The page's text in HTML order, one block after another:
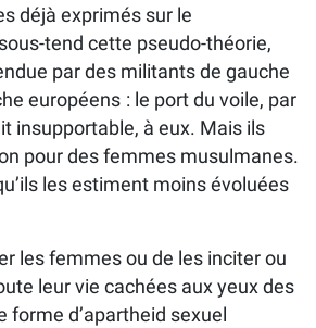
déjà exprimés sur le
tend cette pseudo-théorie,
par des militants de gauche
européens : le port du voile, par
insupportable, à eux. Mais ils
pour des femmes musulmanes.
les estiment moins évoluées
les femmes ou de les inciter ou
leur vie cachées aux yeux des
forme d’apartheid sexuel